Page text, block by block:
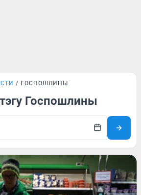
ГОСПОШЛИНЫ
Госпошлины